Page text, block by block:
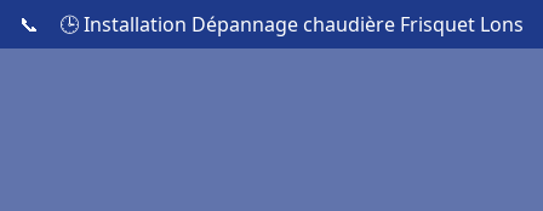
📞 🕒 Installation Dépannage chaudière Frisquet Lons